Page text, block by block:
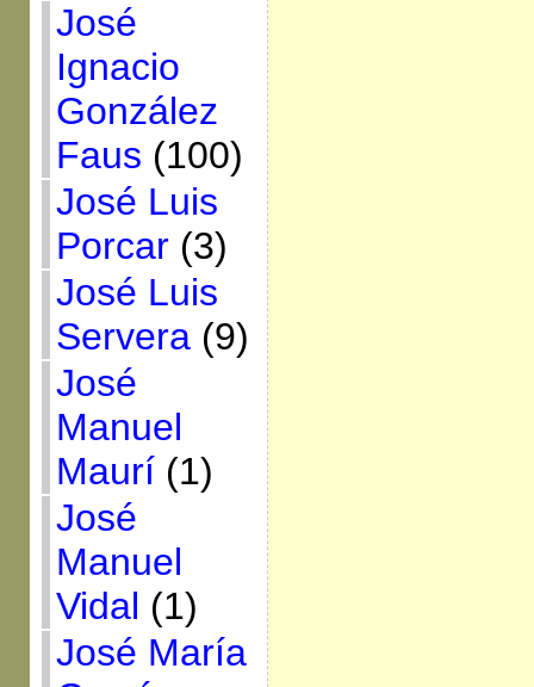
José
Ignacio
González
Faus (100)
José Luis
Porcar(3)
José Luis
Servera(9)
José
Manuel
Maurí(1)
José
Manuel
Vidal (1)
José María